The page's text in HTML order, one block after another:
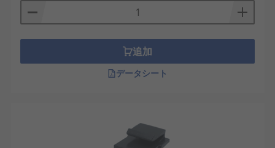
追加
データシート